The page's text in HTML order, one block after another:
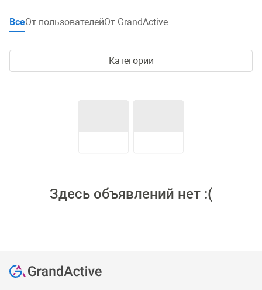
ВсеОт пользователейОт GrandActive
Категории
Здесь объявлений нет :(